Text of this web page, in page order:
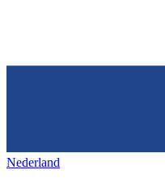
Nederland